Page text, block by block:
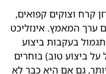
קרח וצוקים קפואים,
ערך המאמץ. אינזליכט
בעקבות ביצוע
ביצוע טוב) בוחרים
גם אם היא כבר לא